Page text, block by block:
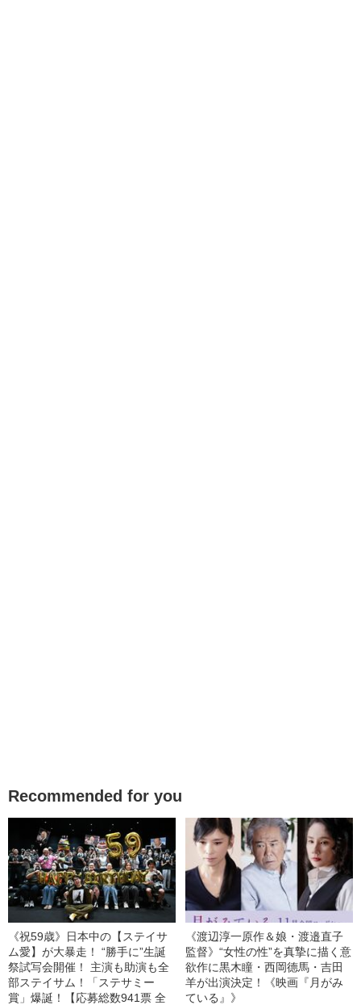
Recommended for you
《祝59歳》日本中の【ステイサ
ム愛】が大暴走！ “勝手に”生誕
祭試写会開催！ 主演も助演も全
部ステイサム！「ステサミー
賞」爆誕！【応募総数941票 全
《渡辺淳一原作＆娘・渡邉直子
監督》“女性の性”を真摯に描く意
欲作に黒木瞳・西岡德馬・吉田
羊が出演決定！《映画『月がみ
ている』》